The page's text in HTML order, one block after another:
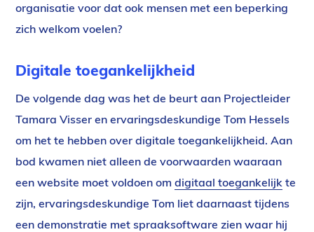
organisatie voor dat ook mensen met een beperking
zich welkom voelen?
Digitale toegankelijkheid
De volgende dag was het de beurt aan Projectleider
Tamara Visser en ervaringsdeskundige Tom Hessels
om het te hebben over digitale toegankelijkheid. Aan
bod kwamen niet alleen de voorwaarden waaraan
een website moet voldoen omdigitaal toegankelijk te
zijn, ervaringsdeskundige Tom liet daarnaast tijdens
een demonstratie met spraaksoftware zien waar hij